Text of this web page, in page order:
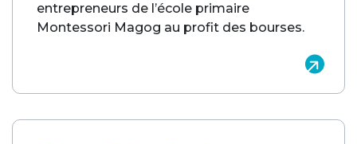
entrepreneurs de l’école primaire
Montessori Magog au profit des bourses.